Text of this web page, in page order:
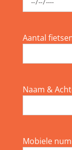
Aantal
Naam &
Mobiele